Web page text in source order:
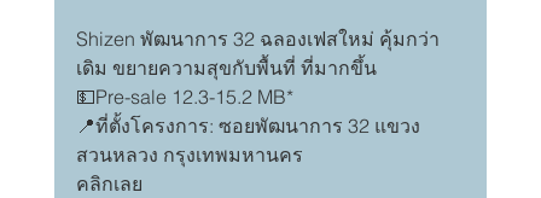
Shizen พัฒนาการ 32 ฉลองเฟสใหม่ คุ้มกว่า
เดิม ขยายความสุขกับพื้นที่ ที่มากขึ้น
💵Pre-sale 12.3-15.2 MB*
📍ที่ตั้งโครงการ: ซอยพัฒนาการ 32 แขวง
สวนหลวง กรุงเทพมหานคร
คลิกเลย